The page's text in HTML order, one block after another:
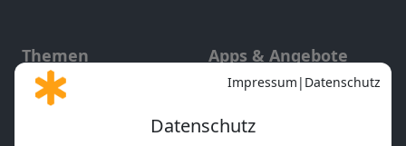
Themen
Gott und Bibel erklärt
Apps & Angebote
Mobile App